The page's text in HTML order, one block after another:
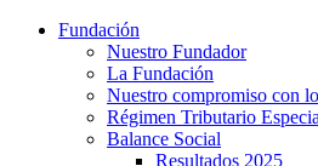
Fundación
Nuestro Fundador
La Fundación
Nuestro compromiso con
Régimen Tributario
Balance Social
Resultados 2025